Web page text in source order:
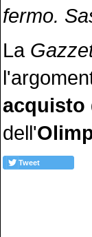
fermo.
La
acquisto
dell'
Tweet